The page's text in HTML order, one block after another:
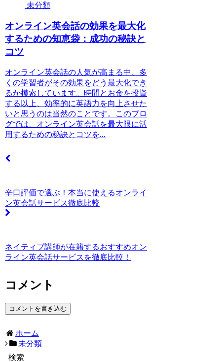
未分類
オンライン英会話の効果を最大化
するための知恵袋：成功の秘訣と
コツ
オンライン英会話の人気が高まる中、多
くの学習者がその効果をどう最大化でき
るか模索しています。時間とお金を投資
する以上、効率的に英語力を向上させた
いと思うのは当然のことです。このブロ
グでは、オンライン英会話を最大限に活
用するための秘訣とコツを...
辛口評価で選ぶ！本当に使えるオンライ
ン英会話サービス徹底比較
ネイティブ講師が在籍するおすすめオン
ライン英会話サービスを徹底比較！
コメント
コメントを書き込む
ホーム
未分類
検索